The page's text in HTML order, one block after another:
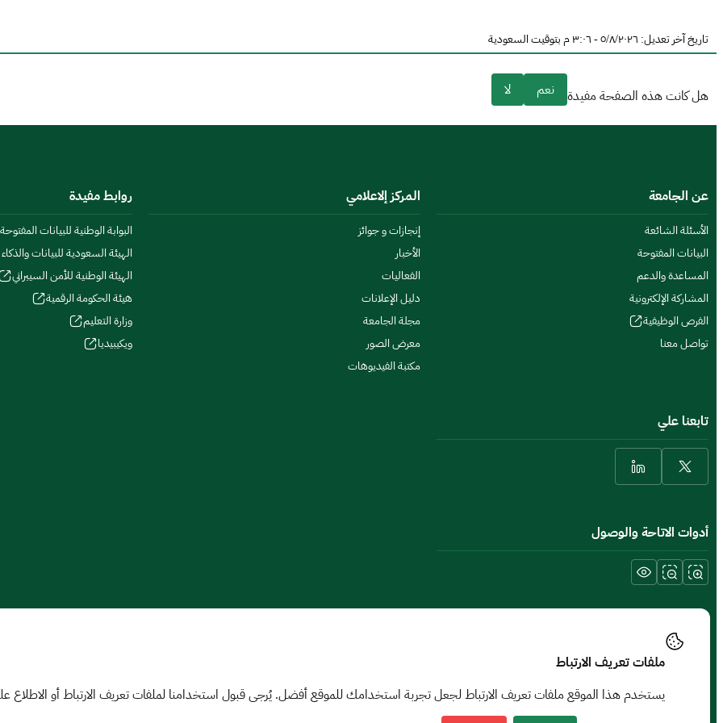
تاريخ آخر تعديل: ٥/٨/٢٠٢٦ - ٣:٠٦ م بتوقيت السعودية
هل كانت هذه الصفحة مفيدة نعم لا
ملفات تعريف الارتباط
يستخدم هذا الموقع ملفات تعريف الارتباط لجعل تجربة استخدامك للموقع أفضل. يُرجى قبول استخدامنا لملفات تعريف الارتباط أو
عن الجامعة
الأسئلة الشائعة
البيانات المفتوحة
المساعدة والدعم
المشاركة الإلكترونية
الفرص الوظيفية
تواصل معنا
المركز إلاعلامي
إنجازات و جوائز
الأخبار
الفعاليات
دليل الإعلانات
مجلة الجامعة
معرض الصور
مكتبة الفيديوهات
روابط مفيدة
البوابة الوطنية للبيانات المفتوحة
الهيئة السعودية للبيانات
الهيئة الوطنية للأمن السيبراني
هيئة الحكومة الرقمية
وزارة التعليم
ويكيبيديا
تابعنا علي
أدوات الاتاحة والوصول
الشروط والأحكام والحقوق
جميع الحقوق محفوظة © جامعة حفر الباطن 2026